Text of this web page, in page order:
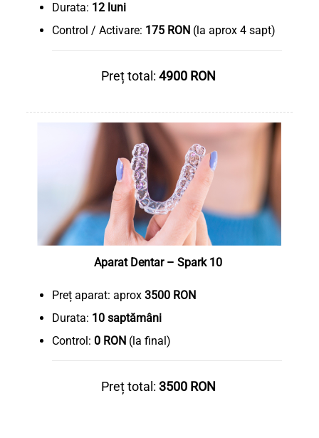
Durata: 12 luni
Control / Activare: 175 RON (la aprox 4 sapt)
Preț total: 4900 RON
Aparat Dentar – Spark 10
Preț aparat: aprox 3500 RON
Durata: 10 saptămâni
Control: 0 RON (la final)
Preț total: 3500 RON